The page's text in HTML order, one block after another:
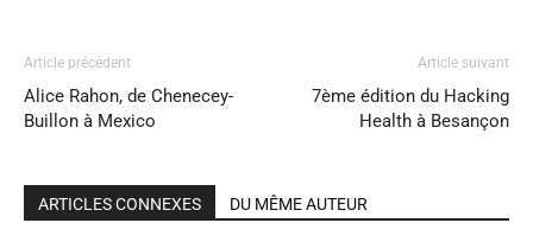
Article précédent
Alice Rahon, de Chenecey-
Buillon à Mexico
Article suivant
7ème édition du Hacking
Health à Besançon
ARTICLES CONNEXES DU MÊME AUTEUR